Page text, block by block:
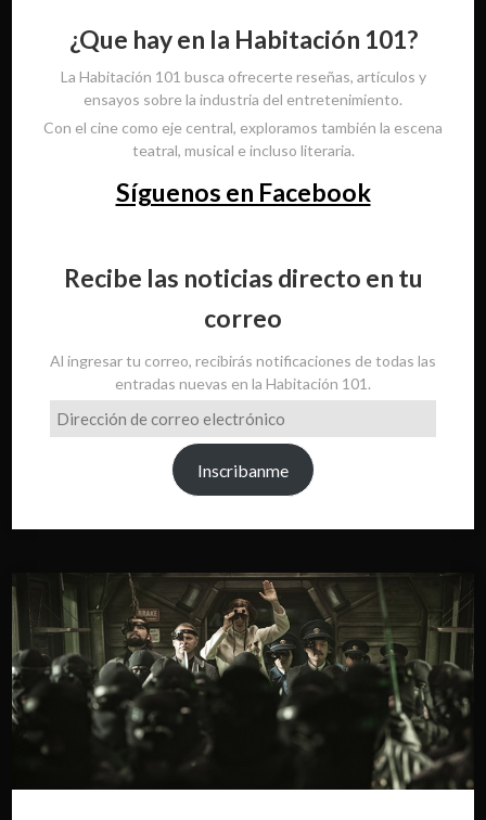
¿Que hay en la Habitación 101?
La Habitación 101 busca ofrecerte reseñas, artículos y
ensayos sobre la industria del entretenimiento.
Con el cine como eje central, exploramos también la escena
teatral, musical e incluso literaria.
Síguenos en Facebook
Recibe las noticias directo en tu
correo
Al ingresar tu correo, recibirás notificaciones de todas las
entradas nuevas en la Habitación 101.
Dirección
de
Inscribanme